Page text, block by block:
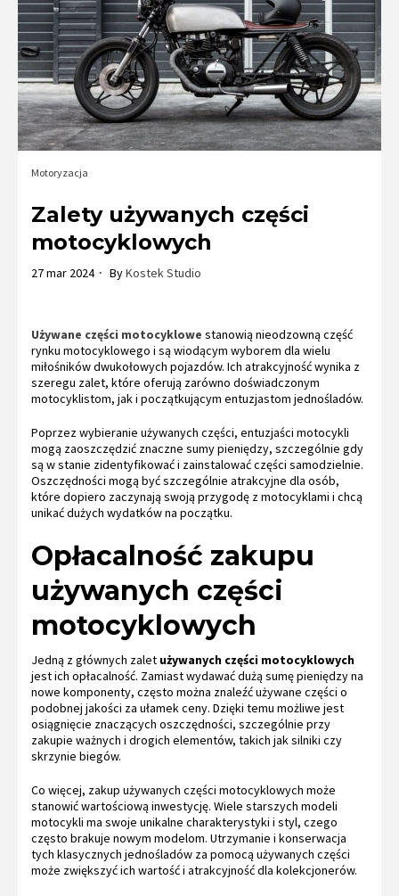
Motoryzacja
Zalety używanych części
motocyklowych
27 mar 2024 ByKostek Studio
Używane części motocyklowe stanowią nieodzowną część
rynku motocyklowego i są wiodącym wyborem dla wielu
miłośników dwukołowych pojazdów. Ich atrakcyjność wynika z
szeregu zalet, które oferują zarówno doświadczonym
motocyklistom, jak i początkującym entuzjastom jednośladów.
Poprzez wybieranie używanych części, entuzjaści motocykli
mogą zaoszczędzić znaczne sumy pieniędzy, szczególnie gdy
są w stanie zidentyfikować i zainstalować części samodzielnie.
Oszczędności mogą być szczególnie atrakcyjne dla osób,
które dopiero zaczynają swoją przygodę z motocyklami i chcą
unikać dużych wydatków na początku.
Opłacalność zakupu
używanych części
motocyklowych
Jedną z głównych zalet używanych części motocyklowych
jest ich opłacalność. Zamiast wydawać dużą sumę pieniędzy na
nowe komponenty, często można znaleźć używane części o
podobnej jakości za ułamek ceny. Dzięki temu możliwe jest
osiągnięcie znaczących oszczędności, szczególnie przy
zakupie ważnych i drogich elementów, takich jak silniki czy
skrzynie biegów.
Co więcej, zakup używanych części motocyklowych może
stanowić wartościową inwestycję. Wiele starszych modeli
motocykli ma swoje unikalne charakterystyki i styl, czego
często brakuje nowym modelom. Utrzymanie i konserwacja
tych klasycznych jednośladów za pomocą używanych części
może zwiększyć ich wartość i atrakcyjność dla kolekcjonerów.